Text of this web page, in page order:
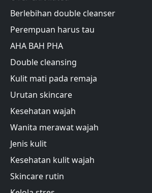
Berlebihan double cleanser
Perempuan harus tau
AHA BAH PHA
Double cleansing
Kulit mati pada remaja
Urutan skincare
Kesehatan wajah
Wanita merawat wajah
Jenis kulit
Kesehatan kulit wajah
Skincare rutin